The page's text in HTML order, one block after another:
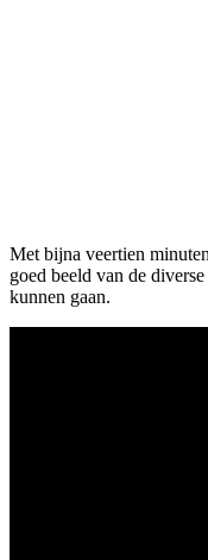
Met bijna veertien
goed beeld van de
kunnen gaan.